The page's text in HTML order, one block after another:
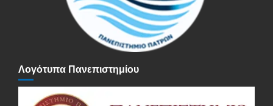
Λογότυπα Πανεπιστημίου